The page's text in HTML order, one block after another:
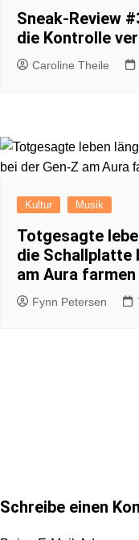
Sneak-Review
die Kontrolle
Caroline Theile
Kultur Musik
Totgesagte
die Schallplatte
am Aura
Fynn Petersen
Schreibe einen